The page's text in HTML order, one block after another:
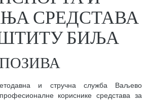
СРЕДСТАВА
БИЉА
и стручна служба Ваљево
кориснике средстава за